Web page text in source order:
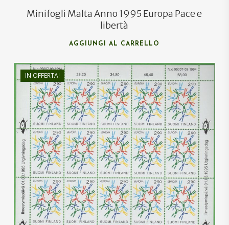
Minifogli Malta Anno 1995 Europa Pace e
libertà
AGGIUNGI AL CARRELLO
IN OFFERTA!
€18,00
€12,00